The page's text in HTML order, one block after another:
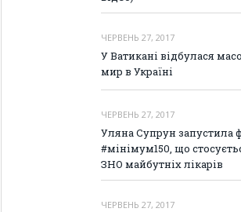
ЧЕРВЕНЬ 27, 2017
У Ватикані відбулася
мир в Україні
ЧЕРВЕНЬ 27, 2017
Уляна Супрун запустила
#мінімум150, що
ЗНО майбутніх лікарів
ЧЕРВЕНЬ 27, 2017